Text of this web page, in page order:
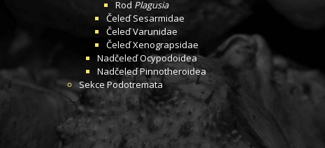
Rod Plagusia
ČeleďSesarmidae
ČeleďVarunidae
ČeleďXenograpsidae
NadčeleďOcypodoidea
NadčeleďPinnotheroidea
SekcePodotremata